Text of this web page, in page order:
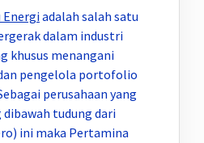
Energiadalah salah satu
dalam industri
khusus menangani
pengelola portofolio
perusahaan yang
tudung dari
ini maka Pertamina